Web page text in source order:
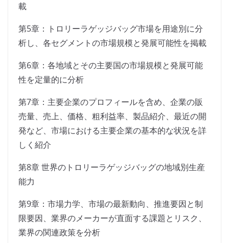
載
第5章：トロリーラゲッジバッグ市場を用途別に分
析し、各セグメントの市場規模と発展可能性を掲載
第6章：各地域とその主要国の市場規模と発展可能
性を定量的に分析
第7章：主要企業のプロフィールを含め、企業の販
売量、売上、価格、粗利益率、製品紹介、最近の開
発など、市場における主要企業の基本的な状況を詳
しく紹介
第8章 世界のトロリーラゲッジバッグの地域別生産
能力
第9章：市場力学、市場の最新動向、推進要因と制
限要因、業界のメーカーが直面する課題とリスク、
業界の関連政策を分析